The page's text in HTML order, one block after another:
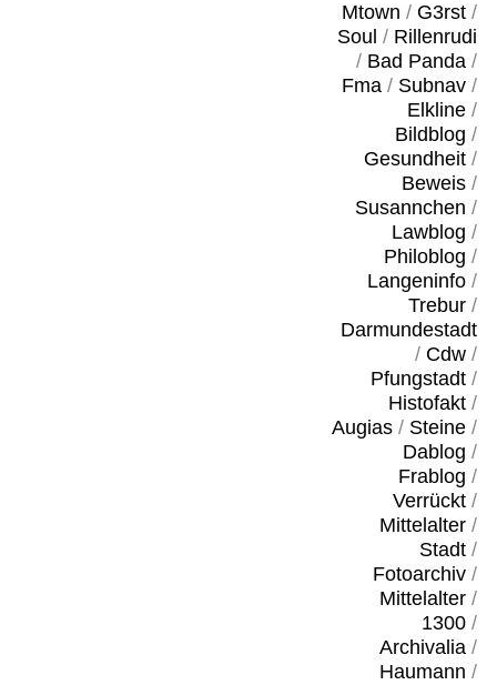
Mtown / G3rst/
Soul / Rillenrudi
/ Bad Panda/
Fma/ Subnav/
Elkline/
Bildblog /
Gesundheit/
Beweis/
Susannchen /
Lawblog /
Philoblog /
Langeninfo/
Trebur/
Darmundestadt
/ Cdw/
Pfungstadt/
Histofakt/
Augias/ Steine/
Dablog /
Frablog /
Verrückt/
Mittelalter/
Stadt/
Fotoarchiv/
Mittelalter/
1300/
Archivalia/
Haumann /